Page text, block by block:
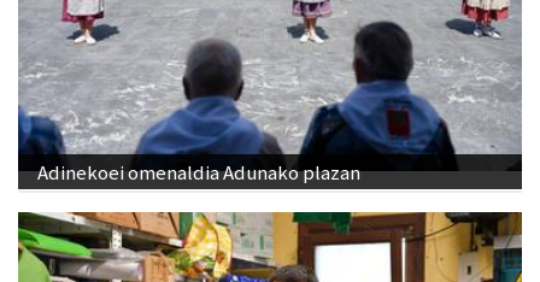
Adinekoei omenaldia Adunako plazan